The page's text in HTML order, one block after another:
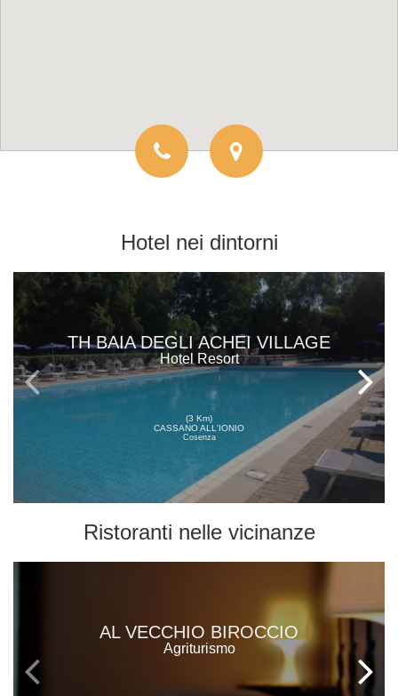
Hotel nei dintorni
TH BAIA DEGLI ACHEI VILLAGE
Hotel Resort
(3 Km)
CASSANO ALL'IONIO
Cosenza
Ristoranti nelle vicinanze
AL VECCHIO BIROCCIO
Agriturismo